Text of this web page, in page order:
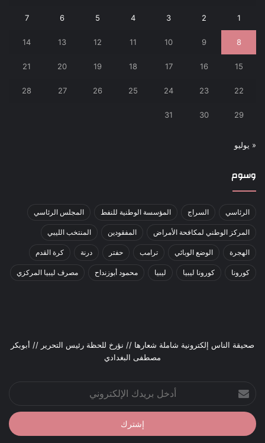
1
2
3
4
5
6
7
8
9
10
11
12
13
14
15
16
17
18
19
20
21
22
23
24
25
26
27
28
29
30
31
« يوليو
وسوم
الرئاسي السراج المؤسسة الوطنية للنفط المجلس الرئاسي
المركز الوطني لمكافحة الأمراض المفقودين المنتخب الليبي
الهجرة الوضع الوبائي ترامب حفتر درنة كرة القدم
كورونا كورونا ليبيا ليبيا محمود أبوزنداح مصرف ليبيا المركزي
صحيقة الناس إلكترونية شاملة شعارها // نؤرخ للحظة رئيس التحرير // أبوبكر
مصطفى البغدادي
بريدك
الإلكتروني